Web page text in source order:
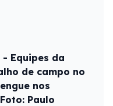
Equipes da
de campo no
nos
Paulo